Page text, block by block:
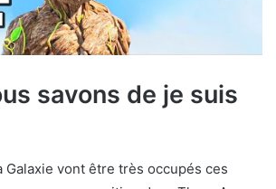
savons de je suis
Galaxie vont être très occupés ces